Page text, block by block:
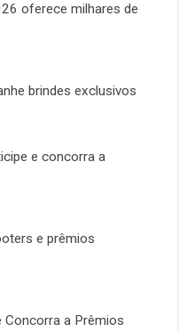
oferece milhares de
brindes exclusivos
e concorra a
e prêmios
a Prêmios